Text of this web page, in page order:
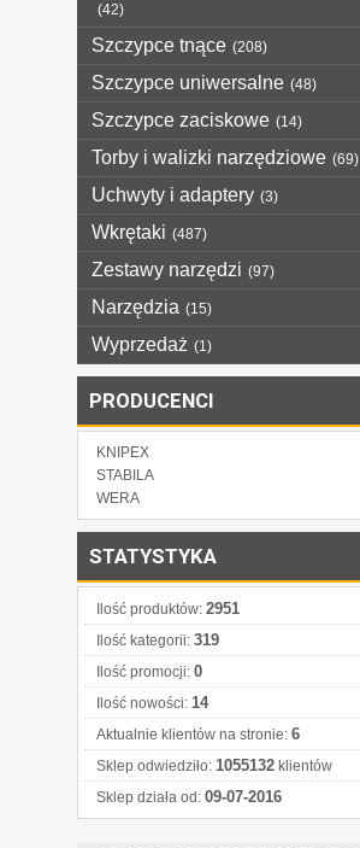
(42)
Szczypce tnące (208)
Szczypce uniwersalne (48)
Szczypce zaciskowe (14)
Torby i walizki narzędziowe (69)
Uchwyty i adaptery (3)
Wkrętaki (487)
Zestawy narzędzi (97)
Narzędzia (15)
Wyprzedaż (1)
PRODUCENCI
KNIPEX
STABILA
WERA
STATYSTYKA
Ilość produktów: 2951
Ilość kategorii: 319
Ilość promocji: 0
Ilość nowości: 14
Aktualnie klientów na stronie: 6
Sklep odwiedziło: 1055132 klientów
Sklep działa od: 09-07-2016